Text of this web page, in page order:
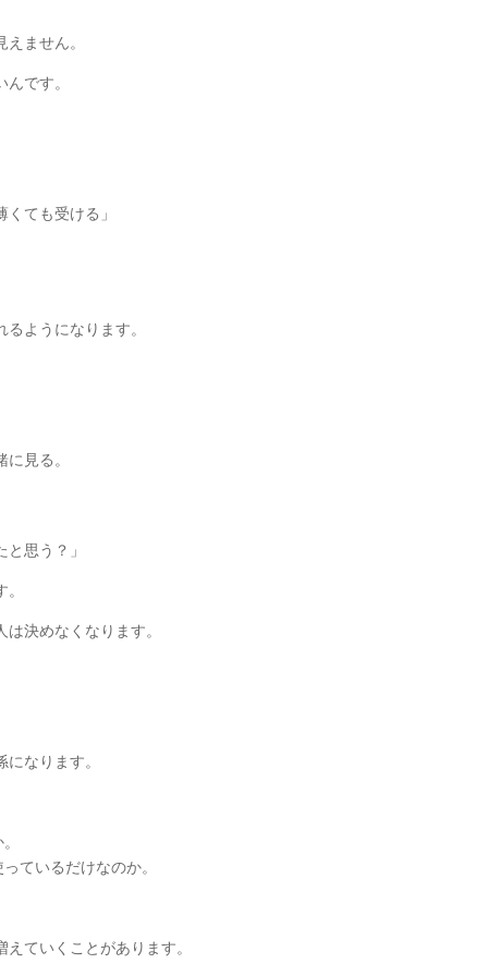
ません。
です。
ても受ける」
ようになります。
見る。
思う？」
決めなくなります。
なります。
ているだけなのか。
ていくことがあります。